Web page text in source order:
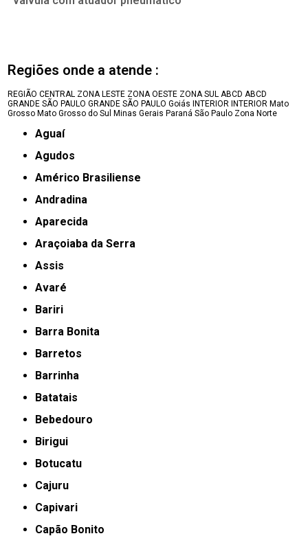
Regiões onde a atende :
REGIÃO CENTRAL ZONA LESTE ZONA OESTE ZONA SUL ABCD ABCD
GRANDE SÃO PAULO GRANDE SÃO PAULO Goiás INTERIOR INTERIOR Mato
Grosso Mato Grosso do Sul Minas Gerais Paraná São Paulo Zona Norte
Aguaí
Agudos
Américo Brasiliense
Andradina
Aparecida
Araçoiaba da Serra
Assis
Avaré
Bariri
Barra Bonita
Barretos
Barrinha
Batatais
Bebedouro
Birigui
Botucatu
Cajuru
Capivari
Capão Bonito